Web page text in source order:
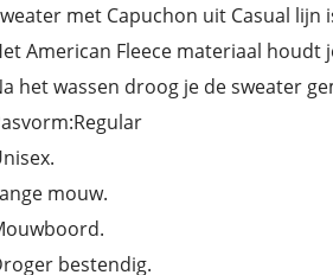
met Capuchon uit Casual lijn
American Fleece materiaal houdt
het wassen droog je de sweater
mouw.
bestendig.